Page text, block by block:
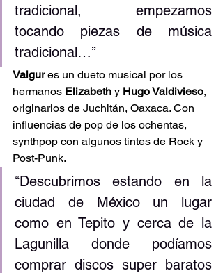
tradicional, empezamos
tocando piezas de música
tradicional…’’
Valgur es un dueto musical por los
hermanos Elizabeth y Hugo Valdivieso,
originarios de Juchitán, Oaxaca. Con
influencias de pop de los ochentas,
synthpop con algunos tintes de Rock y
Post-Punk.
‘‘Descubrimos estando en la
ciudad de México un lugar
como en Tepito y cerca de la
Lagunilla donde podíamos
comprar discos super baratos